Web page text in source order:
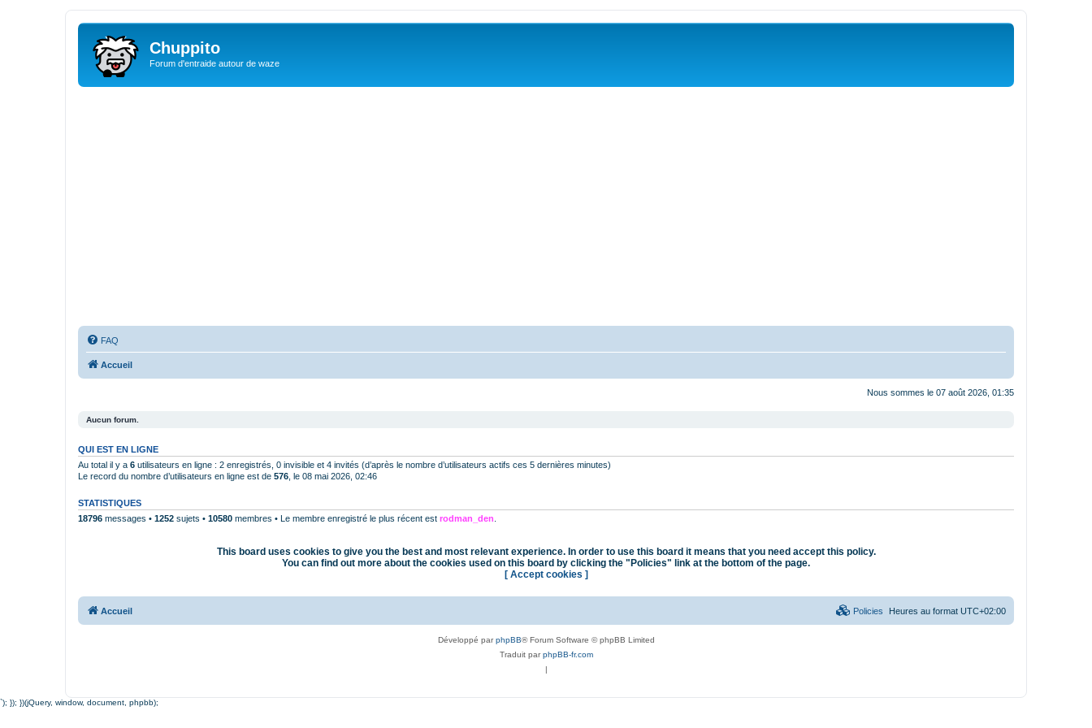
Chuppito
Forum d'entraide autour de waze
FAQ
Accueil
Nous sommes le 07 août 2026, 01:35
Aucun forum.
QUI EST EN LIGNE
Au total il y a 6 utilisateurs en ligne : 2 enregistrés, 0 invisible et 4 invités (d’après le nombre d’utilisateurs actifs ces 5 dernières minutes)
Le record du nombre d’utilisateurs en ligne est de 576 , le 08 mai 2026, 02:46
STATISTIQUES
18796 messages • 1252 sujets • 10580 membres • Le membre enregistré le plus récent est rodman_den
This board uses cookies to give you the best and most relevant experience. In order to use this board it means that you need accept this policy.
You can find out more about the cookies used on this board by clicking the "Policies" link at the bottom of the page.
[ Accept cookies ]
Accueil Heures au format UTC+02:00
Policies
Développé parphpBB® Forum Software © phpBB Limited
Traduit parphpBB-fr.com
|
`); }); })(jQuery, window, document, phpbb);